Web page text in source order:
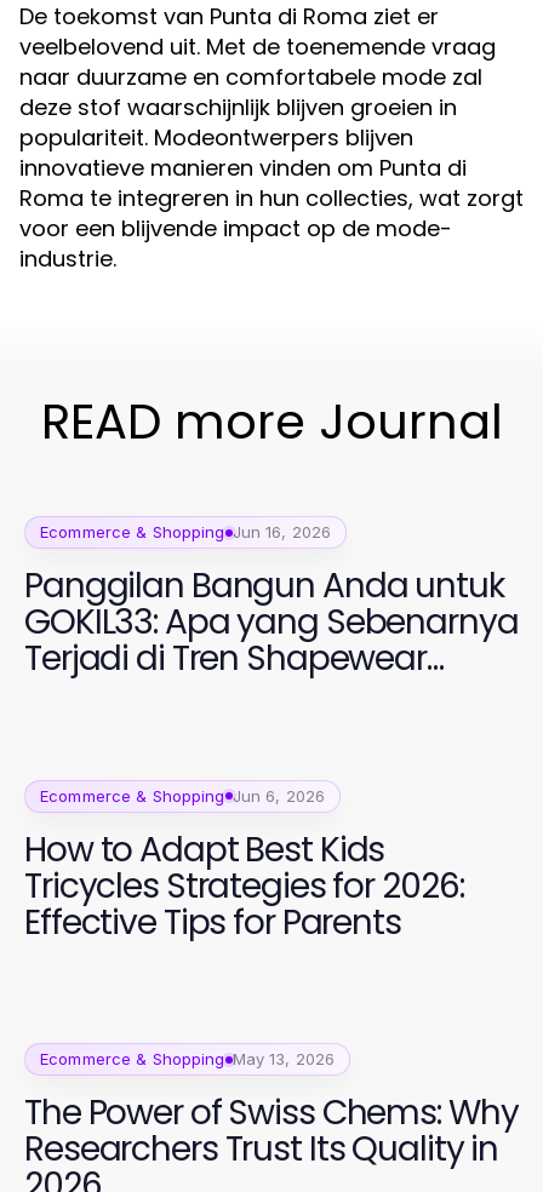
De toekomst van Punta di Roma ziet er
veelbelovend uit. Met de toenemende vraag
naar duurzame en comfortabele mode zal
deze stof waarschijnlijk blijven groeien in
populariteit. Modeontwerpers blijven
innovatieve manieren vinden om Punta di
Roma te integreren in hun collecties, wat zorgt
voor een blijvende impact op de mode-
industrie.
READ more Journal
Ecommerce & Shopping Jun 16, 2026
Panggilan Bangun Anda untuk
GOKIL33: Apa yang Sebenarnya
Terjadi di Tren Shapewear
Kolombia 2026
Ecommerce & Shopping Jun 6, 2026
How to Adapt Best Kids
Tricycles Strategies for 2026:
Effective Tips for Parents
Ecommerce & Shopping May 13, 2026
The Power of Swiss Chems: Why
Researchers Trust Its Quality in